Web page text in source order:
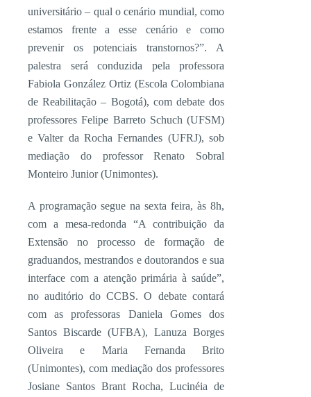
universitário – qual o cenário mundial, como
estamos frente a esse cenário e como
prevenir os potenciais transtornos?”. A
palestra será conduzida pela professora
Fabiola González Ortiz (Escola Colombiana
de Reabilitação – Bogotá), com debate dos
professores Felipe Barreto Schuch (UFSM)
e Valter da Rocha Fernandes (UFRJ), sob
mediação do professor Renato Sobral
Monteiro Junior (Unimontes).
A programação segue na sexta feira, às 8h,
com a mesa-redonda “A contribuição da
Extensão no processo de formação de
graduandos, mestrandos e doutorandos e sua
interface com a atenção primária à saúde”,
no auditório do CCBS. O debate contará
com as professoras Daniela Gomes dos
Santos Biscarde (UFBA), Lanuza Borges
Oliveira e Maria Fernanda Brito
(Unimontes), com mediação dos professores
Josiane Santos Brant Rocha, Lucinéia de